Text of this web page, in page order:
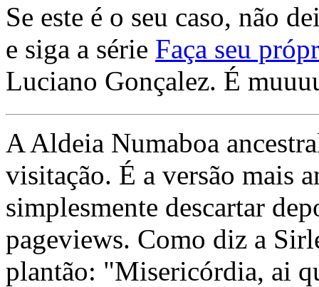
Se este é o seu caso, não
e siga a série Faça seu
Luciano Gonçalez. É
A Aldeia Numaboa
visitação. É a versão mais
simplesmente descartar
pageviews. Como diz a
plantão: "Misericórdia, ai